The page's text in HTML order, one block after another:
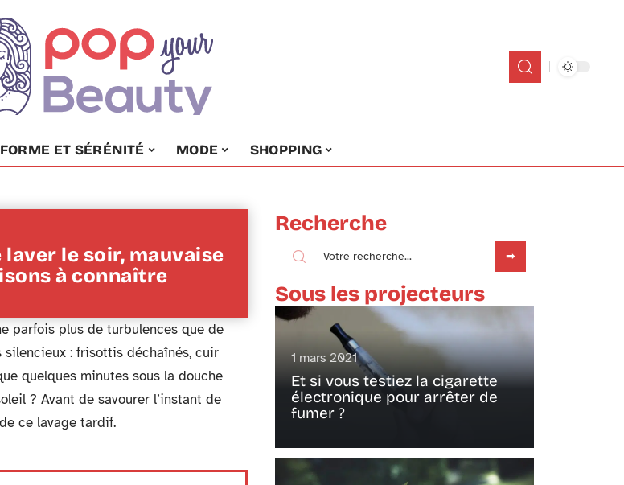
FORME ET SÉRÉNITÉ MODE SHOPPING
laver le soir, mauvaise
à connaître
parfois plus de turbulences que de
silencieux : frisottis déchaînés, cuir
quelques minutes sous la douche
? Avant de savourer l’instant de
ce lavage tardif.
Recherche
Sous les projecteurs
1 mars 2021
Et si vous testiez la cigarette
électronique pour arrêter de
fumer ?